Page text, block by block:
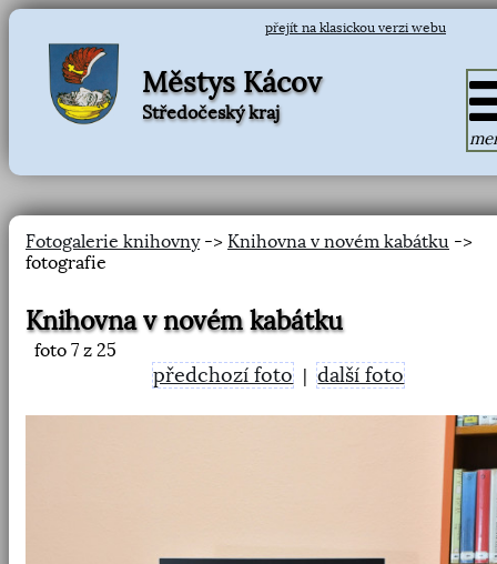
přejít na klasickou verzi webu
Městys Kácov
Středočeský kraj
Fotogalerie knihovny-> Knihovna v novém kabátku ->
fotografie
Knihovna v novém kabátku
foto 7 z 25
předchozí foto |další foto